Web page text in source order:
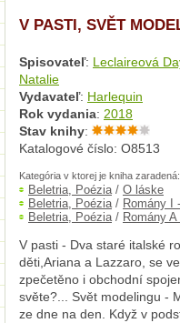
V PASTI, SVĚT
Spisovateľ: Leclaireová
Natalie
Vydavateľ: Harlequin
Rok vydania: 2018
Stav knihy:
Katalogové číslo: O8513
Kategória v ktorej je kniha zaradená:
Beletria, Poézia/ O láske
Beletria, Poézia/ Romány I
Beletria, Poézia/ Romány A
V pasti - Dva staré italské
děti,Ariana a Lazzaro, se
zpečetěno i obchodní
světe?... Svět modelingu -
ze dne na den. Když v